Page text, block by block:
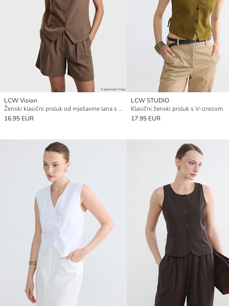
LCW Vision
Ženski klasični prsluk od mješavine lana s V-izrezom
16.95 EUR
LCW STUDIO
Klasični ženski prsluk s V-izrezom
17.95 EUR